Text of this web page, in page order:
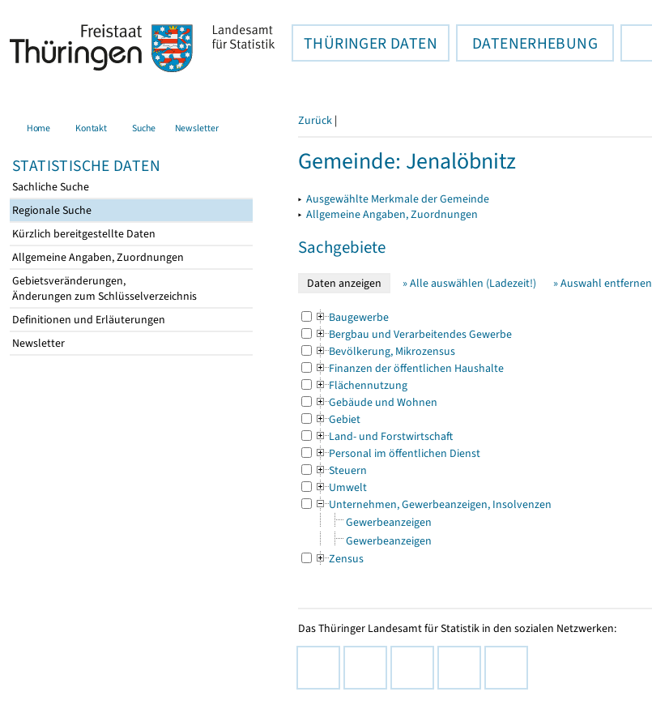
THÜRINGER DATEN DATENERHEBUNG
Home Kontakt Suche Newsletter
STATISTISCHE DATEN
Sachliche Suche
Regionale Suche
Kürzlich bereitgestellte Daten
Allgemeine Angaben, Zuordnungen
Gebietsveränderungen,
Änderungen zum Schlüsselverzeichnis
Definitionen und Erläuterungen
Newsletter
Zurück |
Gemeinde: Jenalöbnitz
▸ Ausgewählte Merkmale der Gemeinde
▸ Allgemeine Angaben, Zuordnungen
Sachgebiete
» Alle auswählen (Ladezeit!) » Auswahl entfernen
Baugewerbe
Bergbau und Verarbeitendes Gewerbe
Bevölkerung, Mikrozensus
Finanzen der öffentlichen Haushalte
Flächennutzung
Gebäude und Wohnen
Gebiet
Land- und Forstwirtschaft
Personal im öffentlichen Dienst
Steuern
Umwelt
Unternehmen, Gewerbeanzeigen, Insolvenzen
Gewerbeanzeigen
Gewerbeanzeigen
Zensus
Das Thüringer Landesamt für Statistik in den sozialen Netzwerken: